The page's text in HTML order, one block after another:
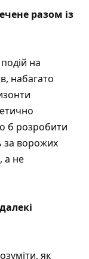
разом із
на
набагато
б розробити
за ворожих
а не
як